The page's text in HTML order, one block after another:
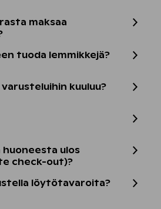
maksaa
tuoda lemmikkejä?
kuuluu?
huoneesta ulos
check-out)?
löytötavaroita?